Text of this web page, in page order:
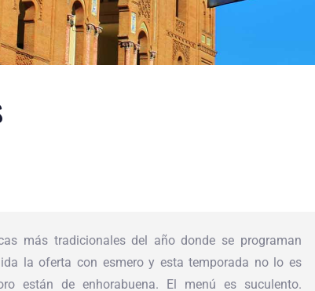
más tradicionales del año donde se programan
la oferta con esmero y esta temporada no lo es
están de enhorabuena. El menú es suculento.